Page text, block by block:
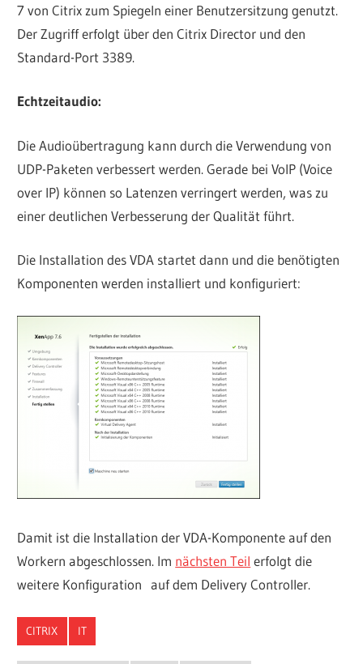
7 von Citrix zum Spiegeln einer Benutzersitzung genutzt.
Der Zugriff erfolgt über den Citrix Director und den
Standard-Port 3389.
Echtzeitaudio:
Die Audioübertragung kann durch die Verwendung von
UDP-Paketen verbessert werden. Gerade bei VoIP (Voice
over IP) können so Latenzen verringert werden, was zu
einer deutlichen Verbesserung der Qualität führt.
Die Installation des VDA startet dann und die benötigten
Komponenten werden installiert und konfiguriert:
Damit ist die Installation der VDA-Komponente auf den
Workern abgeschlossen. Im nächsten Teil erfolgt die
weitere Konfiguration auf dem Delivery Controller.
CITRIX IT